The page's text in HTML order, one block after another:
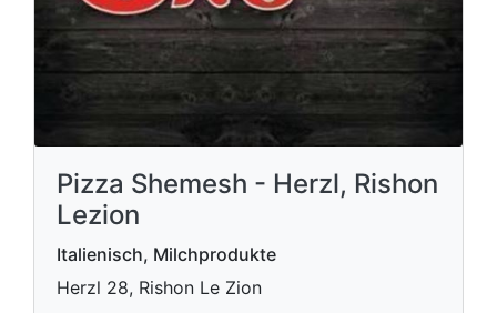
Pizza Shemesh - Herzl, Rishon
Lezion
Italienisch, Milchprodukte
Herzl 28, Rishon Le Zion